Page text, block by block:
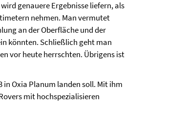
genauere Ergebnisse liefern, als
nehmen. Man vermutet
an der Oberfläche und der
könnten. Schließlich geht man
vor heute herrschten. Übrigens ist
in Oxia Planum landen soll. Mit ihm
mit hochspezialisieren